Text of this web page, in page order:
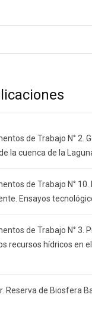
de Trabajo N° 2.
la cuenca de la
de Trabajo N°
Ensayos
de Trabajo N° 3.
recursos hídricos en
Reserva de Biosfera